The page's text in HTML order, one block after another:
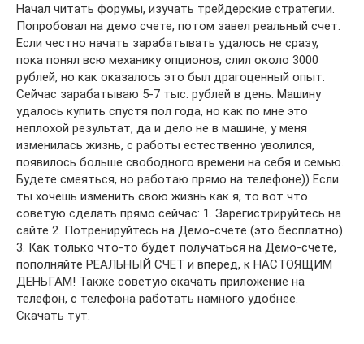
Начал читать форумы, изучать трейдерские стратегии.
Попробовал на демо счете, потом завел реальный счет.
Если честно начать зарабатывать удалось не сразу,
пока понял всю механику опционов, слил около 3000
рублей, но как оказалось это был драгоценный опыт.
Сейчас зарабатываю 5-7 тыс. рублей в день. Машину
удалось купить спустя пол года, но как по мне это
неплохой результат, да и дело не в машине, у меня
изменилась жизнь, с работы естественно уволился,
появилось больше свободного времени на себя и семью.
Будете смеяться, но работаю прямо на телефоне)) Если
ты хочешь изменить свою жизнь как я, то вот что
советую сделать прямо сейчас: 1. Зарегистрируйтесь на
сайте 2. Потренируйтесь на Демо-счете (это бесплатно).
3. Как только что-то будет получаться на Демо-счете,
пополняйте РЕАЛЬНЫЙ СЧЕТ и вперед, к НАСТОЯЩИМ
ДЕНЬГАМ! Также советую скачать приложение на
телефон, с телефона работать намного удобнее.
Скачать тут.